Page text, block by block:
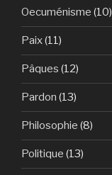
Oecuménisme (10)
Paix(11)
Pâques (12)
Pardon (13)
Philosophie (8)
Politique (13)